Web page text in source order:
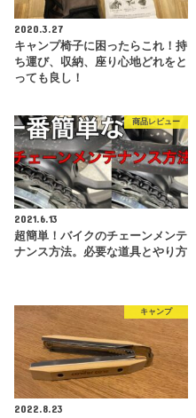
2020.3.27
キャンプ椅子に困ったらこれ！持
ち運び、収納、座り心地どれをと
っても良し！
商品レビュー
2021.6.13
超簡単！バイクのチェーンメンテ
ナンス方法。必要な道具とやり方
キャンプ
2022.8.23